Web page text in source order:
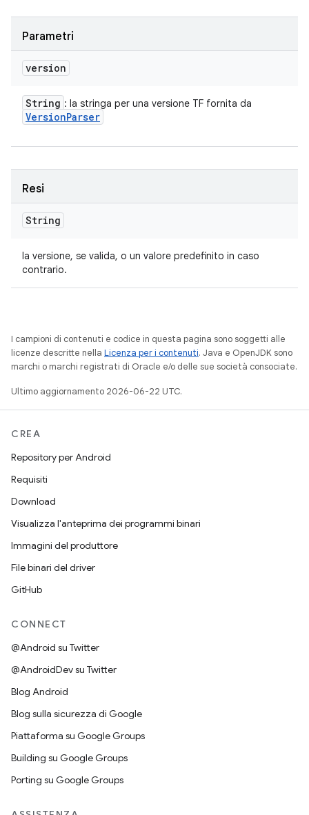
Parametri
version
String : la stringa per una versione TF fornita da
VersionParser
Resi
String
la versione, se valida, o un valore predefinito in caso
contrario.
I campioni di contenuti e codice in questa pagina sono soggetti alle
licenze descritte nella Licenza per i contenuti. Java e OpenJDK sono
marchi o marchi registrati di Oracle e/o delle sue società consociate.
Ultimo aggiornamento 2026-06-22 UTC.
CREA
Repository per Android
Requisiti
Download
Visualizza l'anteprima dei programmi binari
Immagini del produttore
File binari del driver
GitHub
CONNECT
@Android su Twitter
@AndroidDev su Twitter
Blog Android
Blog sulla sicurezza di Google
Piattaforma su Google Groups
Building su Google Groups
Porting su Google Groups